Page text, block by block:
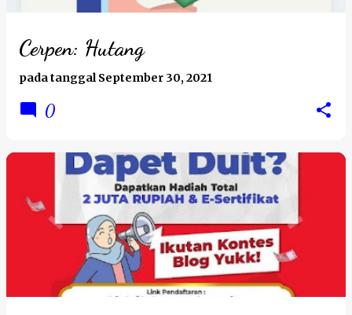
Cerpen: Hutang
pada tanggalSeptember 30, 2021
0